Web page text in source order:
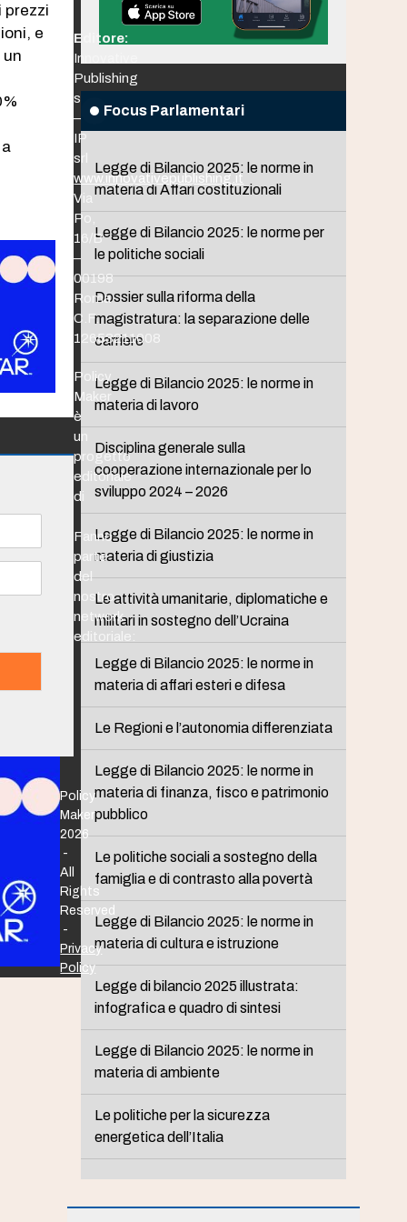
prezzi
e
un
Focus Parlamentari
Legge di Bilancio 2025: le norme in
materia di Affari costituzionali
Legge di Bilancio 2025: le norme per
le politiche sociali
Dossier sulla riforma della
magistratura: la separazione delle
carriere
Legge di Bilancio 2025: le norme in
materia di lavoro
Disciplina generale sulla
cooperazione internazionale per lo
sviluppo 2024 – 2026
Legge di Bilancio 2025: le norme in
materia di giustizia
Le attività umanitarie, diplomatiche e
militari in sostegno dell’Ucraina
Legge di Bilancio 2025: le norme in
materia di affari esteri e difesa
Le Regioni e l’autonomia differenziata
Legge di Bilancio 2025: le norme in
materia di finanza, fisco e patrimonio
pubblico
Le politiche sociali a sostegno della
famiglia e di contrasto alla povertà
Legge di Bilancio 2025: le norme in
materia di cultura e istruzione
Legge di bilancio 2025 illustrata:
infografica e quadro di sintesi
Legge di Bilancio 2025: le norme in
materia di ambiente
Le politiche per la sicurezza
energetica dell’Italia
Editore:
Innovative
Publishing
srl
–
IP
srl
www.innovativepublishing.it
Via
Po,
16/B
–
00198
Roma
C.F.
12653211008
Policy
Maker
è
un
progetto
editoriale
di
Fanno
parte
del
nostro
network
editoriale:
Policy
Maker
2026
-
All
Rights
Reserved
-
Privacy
Policy